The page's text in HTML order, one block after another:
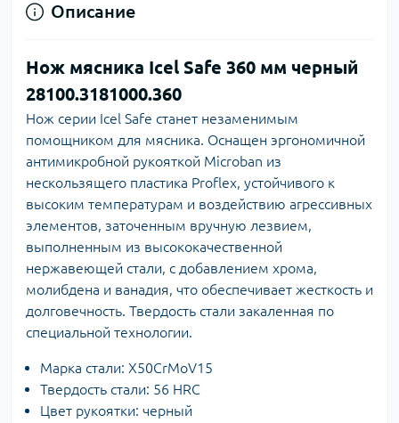
Описание
Нож мясника Icel Safe 360 мм черный
28100.3181000.360
Нож серии Icel Safe станет незаменимым
помощником для мясника. Оснащен эргономичной
антимикробной рукояткой Microban из
нескользящего пластика Proflex, устойчивого к
высоким температурам и воздействию агрессивных
элементов, заточенным вручную лезвием,
выполненным из высококачественной
нержавеющей стали, с добавлением хрома,
молибдена и ванадия, что обеспечивает жесткость и
долговечность. Твердость стали закаленная по
специальной технологии.
Марка стали: X50CrMoV15
Твердость стали: 56 HRC
Цвет рукоятки: черный